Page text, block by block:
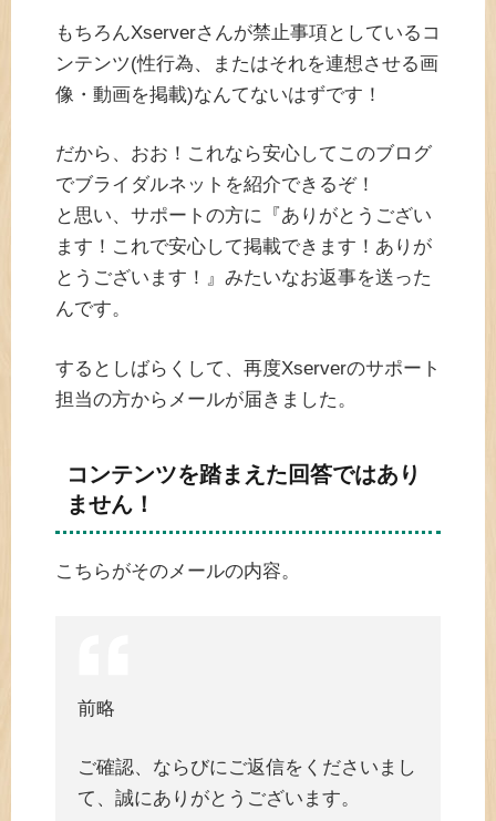
もちろんXserverさんが禁止事項としているコ
ンテンツ(性行為、またはそれを連想させる画
像・動画を掲載)なんてないはずです！
だから、おお！これなら安心してこのブログ
でブライダルネットを紹介できるぞ！
と思い、サポートの方に『ありがとうござい
ます！これで安心して掲載できます！ありが
とうございます！』みたいなお返事を送った
んです。
するとしばらくして、再度Xserverのサポート
担当の方からメールが届きました。
コンテンツを踏まえた回答ではあり
ません！
こちらがそのメールの内容。
前略
ご確認、ならびにご返信をくださいまし
て、誠にありがとうございます。